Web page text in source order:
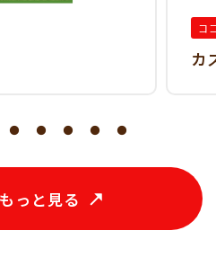
コ
カ
っと見る